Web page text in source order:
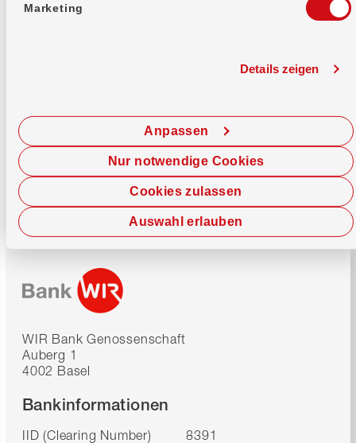
Marketing
Details zeigen
Cookies zulassen
Anpassen
Auswahl erlauben
Nur notwendige Cookies
Jetzt chatten
WIR Bank Genossenschaft
Auberg 1
4002 Basel
Bankinformationen
IID (Clearing Number)
8391